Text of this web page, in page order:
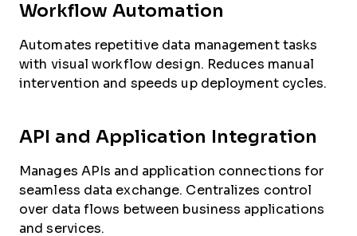
Workflow Automation
Automates repetitive data management tasks
with visual workflow design. Reduces manual
intervention and speeds up deployment cycles.
API and Application Integration
Manages APIs and application connections for
seamless data exchange. Centralizes control
over data flows between business applications
and services.